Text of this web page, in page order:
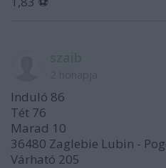
Induló 86
Tét 76
Marad 10
36480 Zaglebie Lubin -
Várható 205